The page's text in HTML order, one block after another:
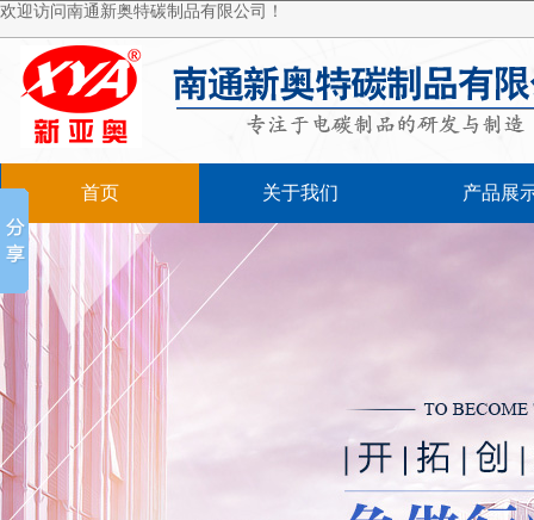
欢迎访问南通新奥特碳制品有限公司！
首页 关于我们 产品展